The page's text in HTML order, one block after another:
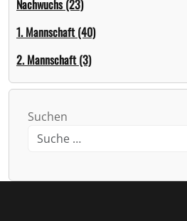
Nachwuchs (23)
1. Mannschaft (40)
2. Mannschaft (3)
Suchen